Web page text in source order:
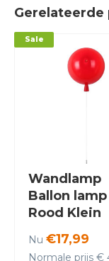
Wandlamp
Ballon lamp
Rood Klein
lamp -
Sale
Nu €17,99
Normale prijs €